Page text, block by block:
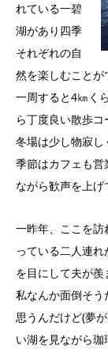
れている一碧
湖があり四季
それぞれの自
然を楽しむことが
一周すると4㎞く
ら丁度良い散歩コ
冬場は少し物寂
季節はカフェも
ながら歓声を上げ
一昨年、ここを
っている二人連
を目にして夫が羨
私なんか面倒そ
思うんだけど(夢
い湖を見ながら珈